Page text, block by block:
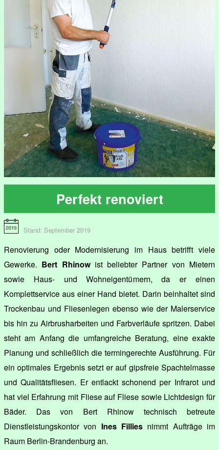
Perfekt renoviert
Stand: September 2019
Renovierung oder Modernisierung im Haus betrifft viele
Gewerke. Bert Rhinowist beliebter Partner von Mietern
sowie Haus- und Wohneigentümern, da er einen
Komplettservice aus einer Hand bietet. Darin beinhaltet sind
Trockenbau und Fliesenlegen ebenso wie der Malerservice
bis hin zu Airbrusharbeiten und Farbverläufe spritzen. Dabei
steht am Anfang die umfangreiche Beratung, eine exakte
Planung und schließlich die termingerechte Ausführung. Für
ein optimales Ergebnis setzt er auf gipsfreie Spachtelmasse
und Qualitätsfliesen. Er entlackt schonend per Infrarot und
hat viel Erfahrung mit Fliese auf Fliese sowie Lichtdesign für
Bäder. Das von Bert Rhinow technisch betreute
Dienstleistungskontor von Ines Fillies nimmt Aufträge im
Raum Berlin-Brandenburg an.